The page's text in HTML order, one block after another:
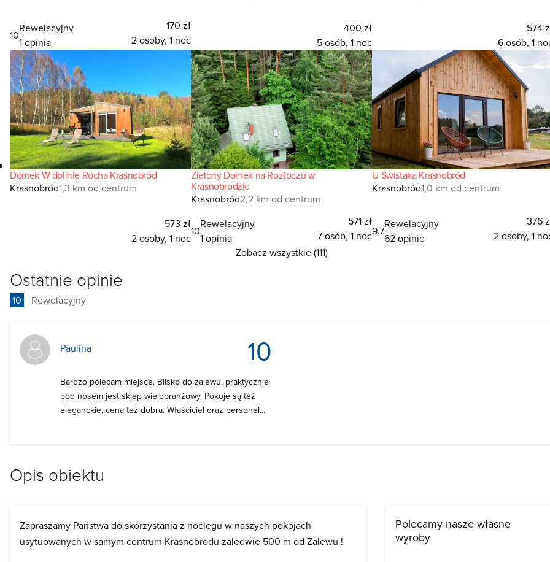
10
Rewelacyjny
1 opinia
170 zł
2 osoby, 1 noc
400 zł
5 osób, 1 noc
574
6 osób, 1
Domek W dolinie Rocha Krasnobród
Krasnobród1,3 km od centrum
573 zł
2 osoby, 1 noc
Zielony Domek na Roztoczu w
Krasnobrodzie
Krasnobród2,2 km od centrum
10
Rewelacyjny
1 opinia
571 zł
7 osób, 1 noc
U Świstaka Krasnobród
Krasnobród1,0 km od centrum
9.7
Rewelacyjny
62 opinie
376
2 osoby, 1
Zobacz wszystkie (111)
Ostatnie opinie
10 Rewelacyjny
10
Paulina
Bardzo polecam miejsce. Blisko do zalewu, praktycznie
pod nosem jest sklep wielobranżowy. Pokoje są też
eleganckie, cena też dobra. Właściciel oraz personel...
Opis obiektu
Zapraszamy Państwa do skorzystania z noclegu w naszych pokojach
usytuowanych w samym centrum Krasnobrodu zaledwie 500 m od Zalewu !
Polecamy nasze własne
wyroby